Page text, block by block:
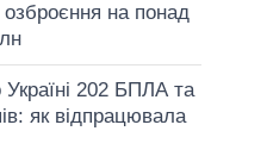
озброєння на понад
202 БПЛА та
як відпрацювала